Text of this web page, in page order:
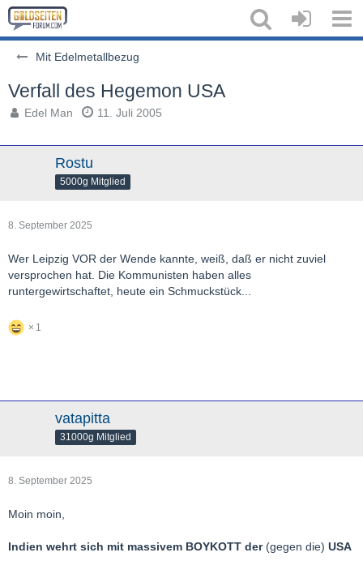
Mit Edelmetallbezug
Verfall des Hegemon USA
Edel Man 11. Juli 2005
Rostu
5000g Mitglied
8. September 2025
Wer Leipzig VOR der Wende kannte, weiß, daß er nicht zuviel
versprochen hat. Die Kommunisten haben alles
runtergewirtschaftet, heute ein Schmuckstück...
1
vatapitta
31000g Mitglied
8. September 2025
Moin moin,
Indien wehrt sich mit massivem BOYKOTT der (gegen die) USA